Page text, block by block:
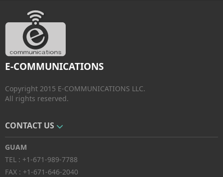
E-COMMUNICATIONS
Copyright 2015 E-COMMUNICATIONS LLC.
All rights reserved.
CONTACT US
GUAM
TEL : +1-671-989-7788
FAX : +1-671-646-2040